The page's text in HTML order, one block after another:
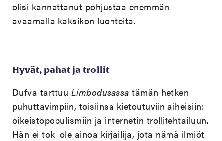
olisi kannattanut pohjustaa enemmän
avaamalla kaksikon luonteita.
Hyvät, pahat ja trollit
Dufva tarttuu Limbodusassa tämän hetken
puhuttavimpiin, toisiinsa kietoutuviin aiheisiin:
oikeistopopulismiin ja internetin trollitehtailuun.
Hän ei toki ole ainoa kirjailija, jota nämä ilmiöt